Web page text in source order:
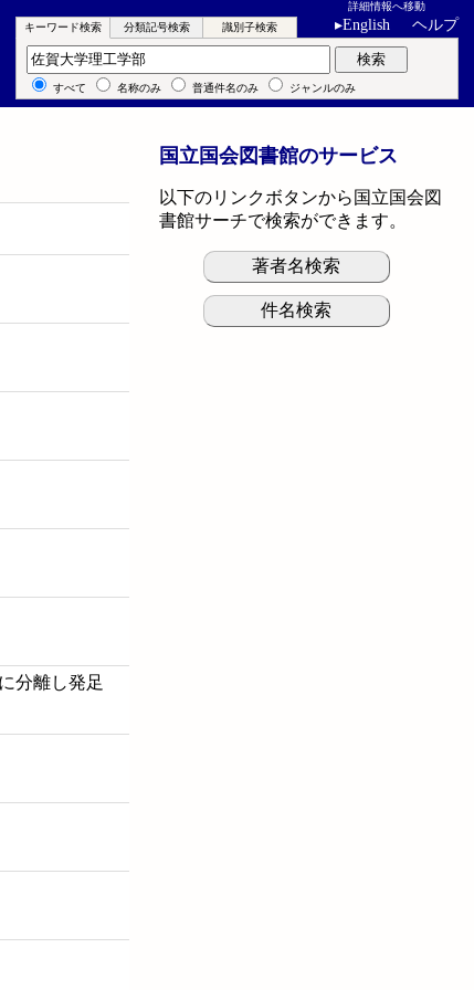
詳細情報へ移動
▸English ヘルプ
キーワード検索 分類記号検索 識別子検索
キーワード検索 検索
すべて 名称のみ 普通件名のみ ジャンルのみ
分離し発足
国立国会図書館のサービス
以下のリンクボタンから国立国会図
書館サーチで検索ができます。
著者名検索
件名検索